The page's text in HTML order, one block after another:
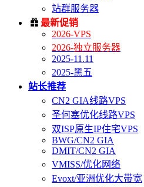
站群服务器
 最新促销
2026-VPS
2026-独立服务器
2025-11.11
2025-黑五
站长推荐
CN2 GIA线路VPS
圣何塞优化线路VPS
双ISP原生IP住宅VPS
BWG/CN2 GIA
DMIT/CN2 GIA
VMISS/优化网络
Evoxt/亚洲优化大带宽